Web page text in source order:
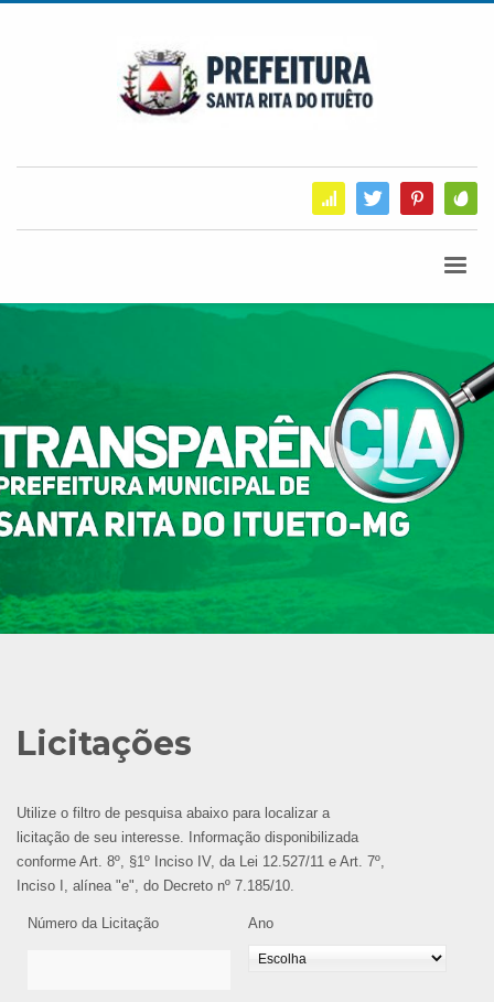
Licitações
Utilize o filtro de pesquisa abaixo para localizar a
licitação de seu interesse. Informação disponibilizada
conforme Art. 8º, §1º Inciso IV, da Lei 12.527/11 e Art. 7º,
Inciso I, alínea "e", do Decreto nº 7.185/10.
Número da Licitação Ano